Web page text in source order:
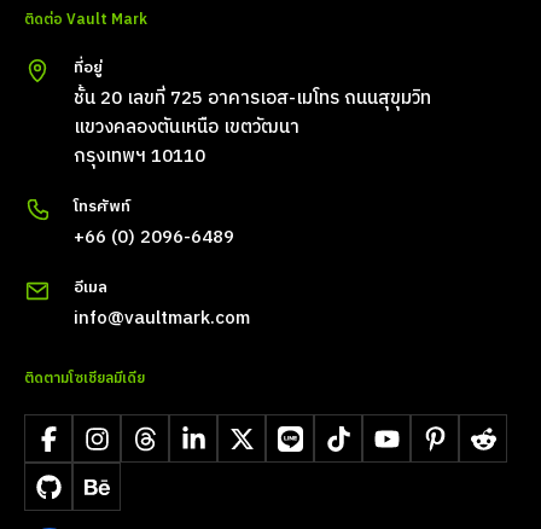
ติดต่อ Vault Mark
ที่อยู่
ชั้น 20 เลขที่ 725 อาคารเอส-เมโทร ถนนสุขุมวิท
แขวงคลองตันเหนือ เขตวัฒนา
กรุงเทพฯ 10110
โทรศัพท์
+66 (0) 2096-6489
อีเมล
info@vaultmark.com
ติดตามโซเชียลมีเดีย
FacebookInstagramThreadsLinkedIn
X LINE TikTokYouTubePinterestReddit
GitHubBehance